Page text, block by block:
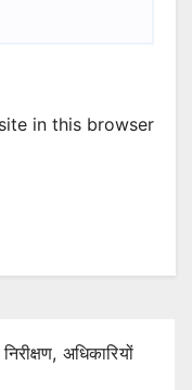
in this browser
अधिकारियों